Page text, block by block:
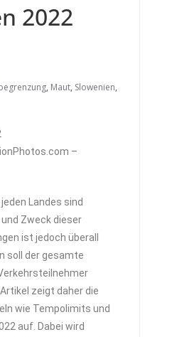
2022
, Maut, Slowenien,
–
Landes sind
Zweck dieser
ist jedoch überall
soll der gesamte
zeigt daher die
wie Tempolimits und
auf. Dabei wird